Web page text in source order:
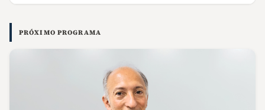
PRÓXIMO PROGRAMA